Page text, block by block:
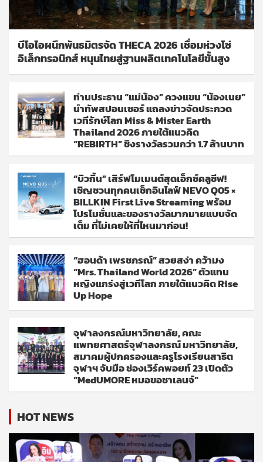
บีโอไอผนึกพันธมิตรจัด THECA 2026 เชื่อมห่วงโซ่
อิเล็กทรอนิกส์ หนุนไทยสู่ฐานผลิตเทคโนโลยีขั้นสูง
ท่านประธาน “แม่น้อง” ควงแขน “น้องเนย”
นำทัพสปอนเซอร์ แถลงข่าวจัดประกวด
เวทีรักษ์โลก Miss & Mister Earth
Thailand 2026 ภายใต้แนวคิด
“REBIRTH” ชิงรางวัลรวมกว่า 1.7 ล้านบาท
“บิวกิ้น” เสิร์ฟโมเมนต์สุดเอ็กซ์คลูซีฟ!
เชิญชวนทุกคนเช็กอินไลฟ์ NEVO Q05 ×
BILLKIN First Live Streaming พร้อม
โปรโมชั่นและของรางวัลมากมายแบบจัด
เต็ม ที่ไม่เคยให้ที่ไหนมาก่อน!
“ฮอนด้า เพรชภรณ์” สวยสง่า คว้ามง
“Mrs. Thailand World 2026” ตัวแทน
หญิงแกร่งสู่เวทีโลก ภายใต้แนวคิด Rise
Up Hope
จุฬาลงกรณ์มหาวิทยาลัย, คณะ
แพทยศาสตร์จุฬาลงกรณ์ มหาวิทยาลัย,
สมาคมผู้ปกครองและครูโรงเรียนสาธิต
จุฬาฯ จับมือ ช่องเวิร์คพอยท์ 23 เปิดตัว
“MedUMORE หมอขอชาเลนจ์”
HOT NEWS